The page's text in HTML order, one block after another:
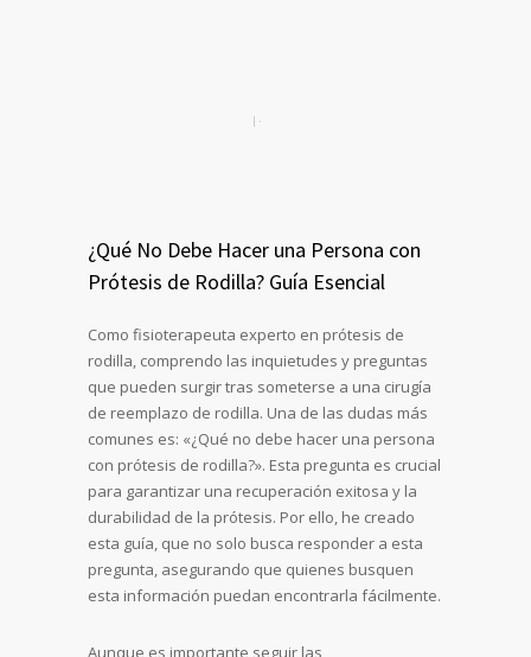
¿Qué No Debe Hacer una Persona con
Prótesis de Rodilla? Guía Esencial
Como fisioterapeuta experto en prótesis de
rodilla, comprendo las inquietudes y preguntas
que pueden surgir tras someterse a una cirugía
de reemplazo de rodilla. Una de las dudas más
comunes es: «¿Qué no debe hacer una persona
con prótesis de rodilla?». Esta pregunta es crucial
para garantizar una recuperación exitosa y la
durabilidad de la prótesis. Por ello, he creado
esta guía, que no solo busca responder a esta
pregunta, asegurando que quienes busquen
esta información puedan encontrarla fácilmente.